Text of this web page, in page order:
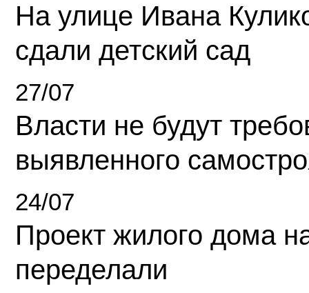
На улице Ивана
сдали детский сад
27/07
Власти не будут
выявленного
24/07
Проект жилого дома
переделали